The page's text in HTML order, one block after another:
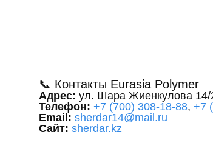
📞 Контакты Eurasia Polymer
Адрес: ул. Шара Жиенкулова 14/
Телефон: +7 (700) 308-18-88, +7
Email: sherdar14@mail.ru
Сайт: sherdar.kz